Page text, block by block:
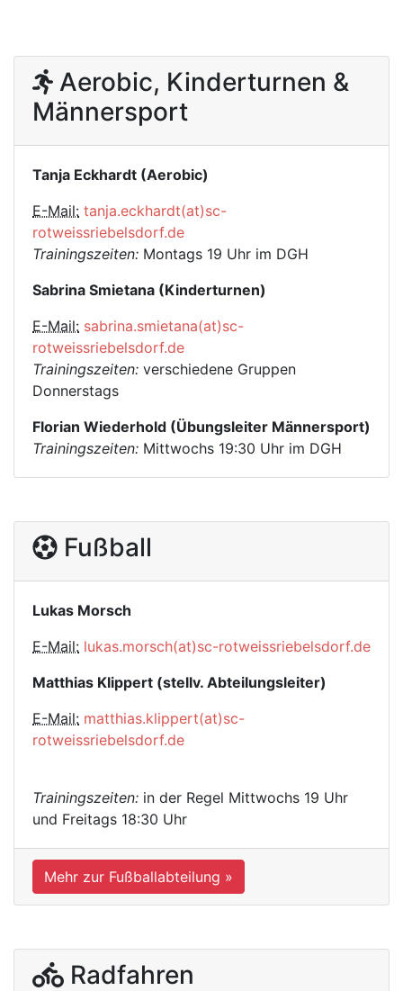
Aerobic, Kinderturnen &
Männersport
Tanja Eckhardt (Aerobic)
E-Mail: tanja.eckhardt(at)sc-
rotweissriebelsdorf.de
Trainingszeiten: Montags 19 Uhr im DGH
Sabrina Smietana (Kinderturnen)
E-Mail: sabrina.smietana(at)sc-
rotweissriebelsdorf.de
Trainingszeiten: verschiedene Gruppen
Donnerstags
Florian Wiederhold (Übungsleiter Männersport)
Trainingszeiten: Mittwochs 19:30 Uhr im DGH
Fußball
Lukas Morsch
E-Mail: lukas.morsch(at)sc-rotweissriebelsdorf.de
Matthias Klippert (stellv. Abteilungsleiter)
E-Mail: matthias.klippert(at)sc-
rotweissriebelsdorf.de
Trainingszeiten: in der Regel Mittwochs 19 Uhr
und Freitags 18:30 Uhr
Mehr zur Fußballabteilung »
Radfahren